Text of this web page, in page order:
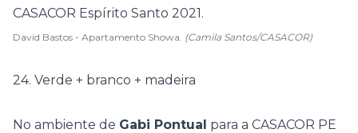
David Bastos - Apartamento Showa. (Camila Santos/CASACOR)
24. Verde + branco + madeira
No ambiente de Gabi Pontual para a CASACOR PE